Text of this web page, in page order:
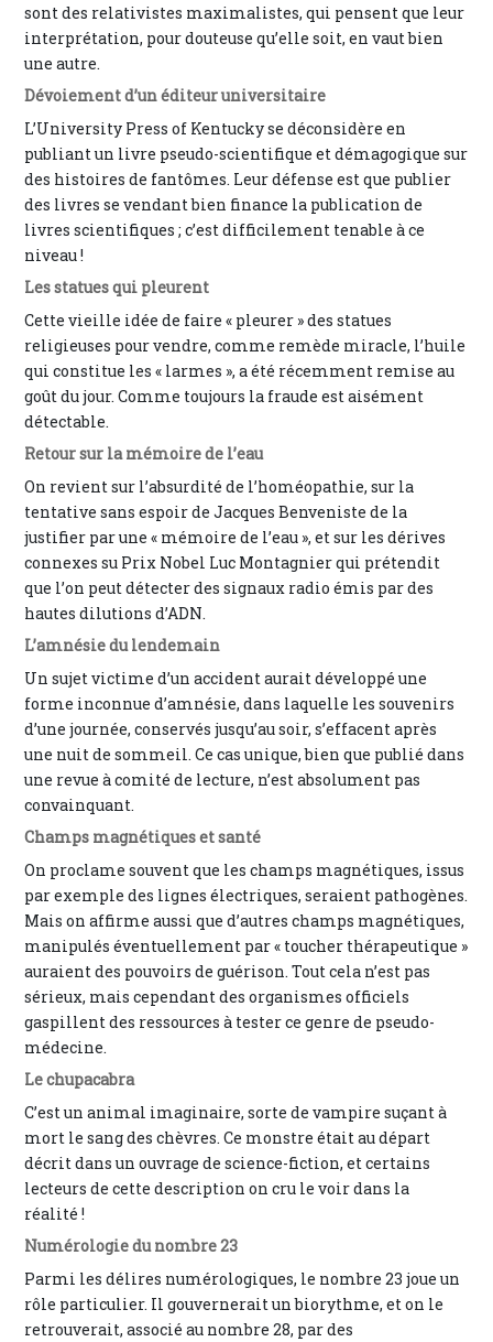
sont des relativistes maximalistes, qui pensent que leur
interprétation, pour douteuse qu’elle soit, en vaut bien
une autre.
Dévoiement d’un éditeur universitaire
L’University Press of Kentucky se déconsidère en
publiant un livre pseudo-scientifique et démagogique sur
des histoires de fantômes. Leur défense est que publier
des livres se vendant bien finance la publication de
livres scientifiques ; c’est difficilement tenable à ce
niveau !
Les statues qui pleurent
Cette vieille idée de faire « pleurer » des statues
religieuses pour vendre, comme remède miracle, l’huile
qui constitue les « larmes », a été récemment remise au
goût du jour. Comme toujours la fraude est aisément
détectable.
Retour sur la mémoire de l’eau
On revient sur l’absurdité de l’homéopathie, sur la
tentative sans espoir de Jacques Benveniste de la
justifier par une « mémoire de l’eau », et sur les dérives
connexes su Prix Nobel Luc Montagnier qui prétendit
que l’on peut détecter des signaux radio émis par des
hautes dilutions d’ADN.
L’amnésie du lendemain
Un sujet victime d’un accident aurait développé une
forme inconnue d’amnésie, dans laquelle les souvenirs
d’une journée, conservés jusqu’au soir, s’effacent après
une nuit de sommeil. Ce cas unique, bien que publié dans
une revue à comité de lecture, n’est absolument pas
convainquant.
Champs magnétiques et santé
On proclame souvent que les champs magnétiques, issus
par exemple des lignes électriques, seraient pathogènes.
Mais on affirme aussi que d’autres champs magnétiques,
manipulés éventuellement par « toucher thérapeutique »
auraient des pouvoirs de guérison. Tout cela n’est pas
sérieux, mais cependant des organismes officiels
gaspillent des ressources à tester ce genre de pseudo-
médecine.
Le chupacabra
C’est un animal imaginaire, sorte de vampire suçant à
mort le sang des chèvres. Ce monstre était au départ
décrit dans un ouvrage de science-fiction, et certains
lecteurs de cette description on cru le voir dans la
réalité !
Numérologie du nombre 23
Parmi les délires numérologiques, le nombre 23 joue un
rôle particulier. Il gouvernerait un biorythme, et on le
retrouverait, associé au nombre 28, par des